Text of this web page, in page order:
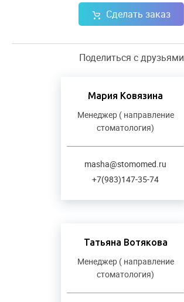
Сделать заказ
Поделиться с друзьями
Мария Ковязина
Менеджер ( направление
стоматология)
masha@stomomed.ru
+7(983)147-35-74
Татьяна Вотякова
Менеджер ( направление
стоматология)